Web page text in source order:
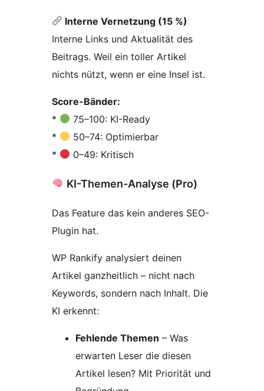
Interne Vernetzung (15 %)
Interne Links und Aktualität des
Beitrags. Weil ein toller Artikel
nichts nützt, wenn er eine Insel ist.
Score-Bänder:
*
75–100: KI-Ready
*
50–74: Optimierbar
*
0–49: Kritisch
KI-Themen-Analyse (Pro)
Das Feature das kein anderes SEO-
Plugin hat.
WP Rankify analysiert deinen
Artikel ganzheitlich – nicht nach
Keywords, sondern nach Inhalt. Die
KI erkennt:
Fehlende Themen – Was
erwarten Leser die diesen
Artikel lesen? Mit Priorität und